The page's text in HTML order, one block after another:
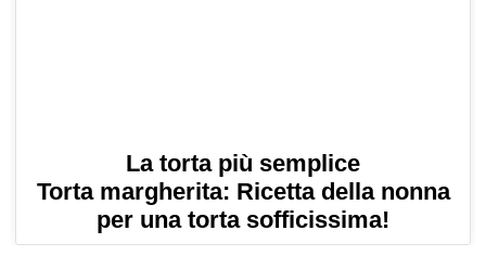
La torta più semplice
Torta margherita: Ricetta della nonna
per una torta sofficissima!